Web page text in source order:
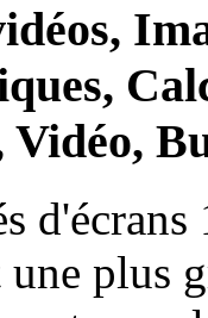
Vidéo,
plus